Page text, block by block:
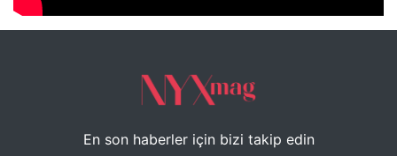
En son haberler için bizi takip edin